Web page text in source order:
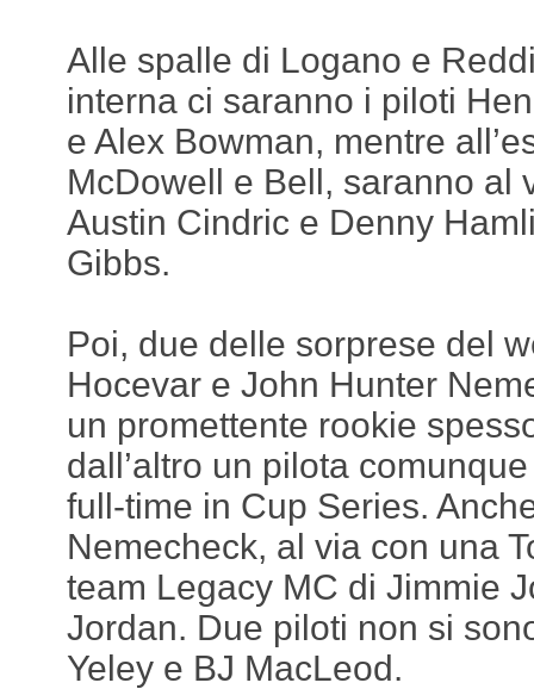
Alle spalle di Logano e
interna ci saranno i piloti
e Alex Bowman, mentre
McDowell e Bell, saranno al
Austin Cindric e Denny
Gibbs.
Poi, due delle sorprese del
Hocevar e John Hunter
un promettente rookie
dall’altro un pilota
full-time in Cup Series.
Nemecheck, al via con una
team Legacy MC di Jimmie
Jordan. Due piloti non si
Yeley e BJ MacLeod.